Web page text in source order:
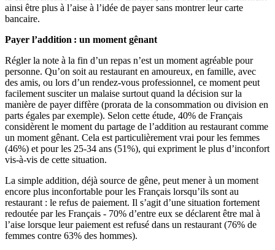
ainsi être plus à l’aise à l’idée de payer sans montrer leur carte
bancaire.
Payer l’addition : un moment gênant
Régler la note à la fin d’un repas n’est un moment agréable pour
personne. Qu’on soit au restaurant en amoureux, en famille, avec
des amis, ou lors d’un rendez-vous professionnel, ce moment peut
facilement susciter un malaise surtout quand la décision sur la
manière de payer diffère (prorata de la consommation ou division en
parts égales par exemple). Selon cette étude, 40% de Français
considèrent le moment du partage de l’addition au restaurant comme
un moment gênant. Cela est particulièrement vrai pour les femmes
(46%) et pour les 25-34 ans (51%), qui expriment le plus d’inconfort
vis-à-vis de cette situation.
La simple addition, déjà source de gêne, peut mener à un moment
encore plus inconfortable pour les Français lorsqu’ils sont au
restaurant : le refus de paiement. Il s’agit d’une situation fortement
redoutée par les Français - 70% d’entre eux se déclarent être mal à
l’aise lorsque leur paiement est refusé dans un restaurant (76% de
femmes contre 63% des hommes).